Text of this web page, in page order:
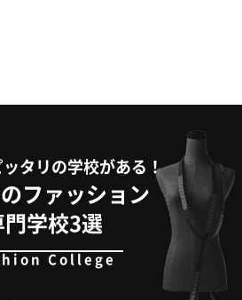
タリの学校がある！
ファッション
門学校3選